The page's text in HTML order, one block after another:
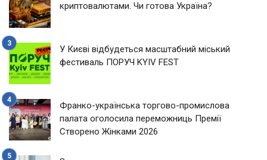
криптовалютами. Чи готова Україна?
У Києві відбудеться масштабний міський
фестиваль ПОРУЧ KYIV FEST
Франко-українська торгово-промислова
палата оголосила переможниць Премії
Створено Жінками 2026